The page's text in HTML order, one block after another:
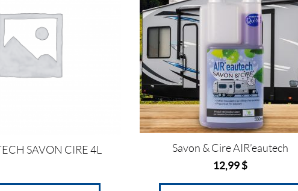
SAVON CIRE 4L Savon & Cire AIR’eautech
12,99$